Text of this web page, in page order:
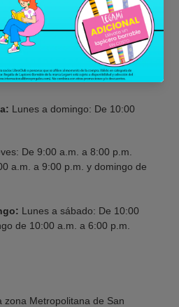
Lunes a sábado: De 9:00
de 9:00 a.m. a 6:00 p.m.
Lunes a domingo: De 10:00 a.m.
Lunes a domingo: De 10:00
De 9:00 a.m. a 8:00 p.m.
a.m. a 9:00 p.m. y domingo de
Lunes a sábado: De 10:00
de 10:00 a.m. a 6:00 p.m.
zona Metropolitana de San